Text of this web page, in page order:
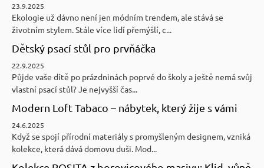
23.9.2025
Ekologie už dávno není jen módním trendem, ale stává se
životním stylem. Stále více lidí přemýšlí, c...
Dětský psací stůl pro prvňáčka
22.9.2025
Půjde vaše dítě po prázdninách poprvé do školy a ještě nemá svůj
vlastní psací stůl? Je nejvyšší čas...
Modern Loft Tabaco – nábytek, který žije s vámi
24.6.2025
Když se spojí přírodní materiály s promyšleným designem, vzniká
kolekce, která dává domovu duši. Mod...